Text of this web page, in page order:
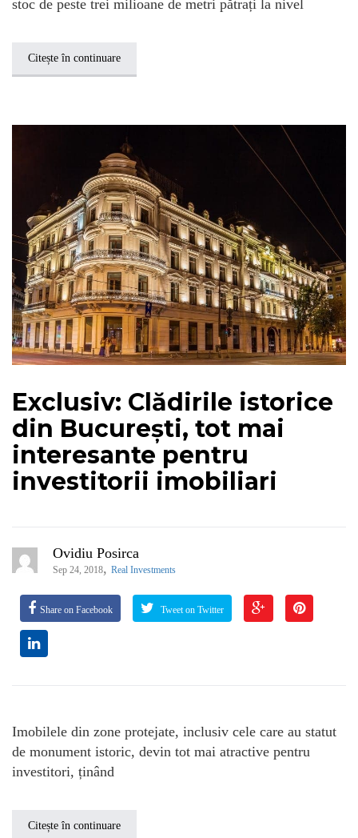
stoc de peste trei milioane de metri pătrați la nivel
Citește în continuare
Exclusiv: Clădirile istorice
din București, tot mai
interesante pentru
investitorii imobiliari
Ovidiu Posirca
Sep 24, 2018, Real Investments
Share on Facebook Tweet on Twitter
Imobilele din zone protejate, inclusiv cele care au statut
de monument istoric, devin tot mai atractive pentru
investitori, ținând
Citește în continuare